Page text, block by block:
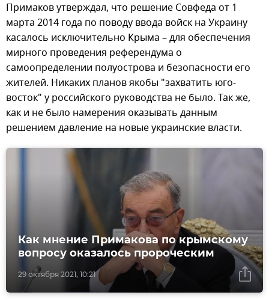
Примаков утверждал, что решение Совфеда от 1
марта 2014 года по поводу ввода войск на Украину
касалось исключительно Крыма – для обеспечения
мирного проведения референдума о
самоопределении полуострова и безопасности его
жителей. Никаких планов якобы "захватить юго-
восток" у российского руководства не было. Так же,
как и не было намерения оказывать данным
решением давление на новые украинские власти.
29 октября 2021, 10:21
Как мнение Примакова по крымскому
вопросу оказалось пророческим